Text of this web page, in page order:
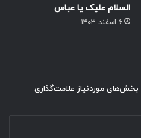
السلام علیک یا عباس
۶ اسفند ۱۴۰۳
بخش‌های موردنیاز علامت‌گذاری